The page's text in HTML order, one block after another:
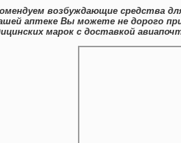
возбуждающие средства
аптеке Вы можете не дорого
марок с доставкой